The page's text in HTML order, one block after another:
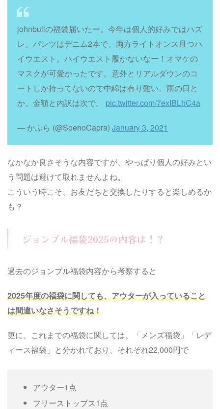
johnbullの福袋届いたー。今年は個人的好みではハズ
レ。パンツはデニム2本で、両方ライトオンス且つハ
イウエスト。ハイウエスト履かないなー！オマケの
マスクが可愛かったです。意外とリアルダウンのコ
ートしか持ってないので中綿は有り難い。雨の日と
か。金額と内訳は次で。 pic.twitter.com/7exIBLhC4a
— かぷら (@SoenoCapra) January 3, 2021
なかなか良さそうな内容ですが、やっぱり個人の好みとい
う問題は避けて取れませんよね。
こういう時こそ、お友だちと交換したりすると楽しめるか
も？
ジョンブル福袋2025の内容は！？
過去のジョンブル福袋内容から考察すると
2025年度の福袋に関しても、アウターが入っていること
は間違いなさそうですね！
更に、これまでの福袋に関しては、「メンズ福袋」「レデ
ィース福袋」と分かれており、それぞれ22,000円で
アウター1点
フリーストップス1点